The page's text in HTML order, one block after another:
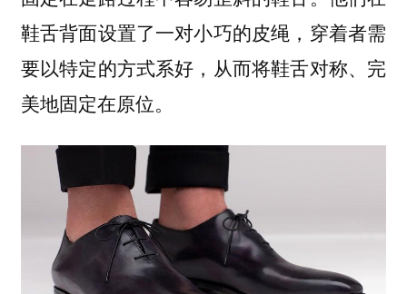
鞋舌背面设置了一对小巧的皮绳，穿着者需
要以特定的方式系好，从而将鞋舌对称、完
美地固定在原位。